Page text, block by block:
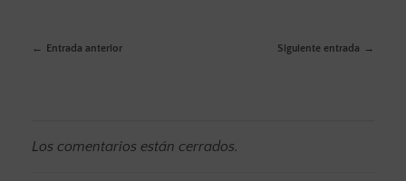
Entrada anterior Siguiente entrada
Los comentarios están cerrados.